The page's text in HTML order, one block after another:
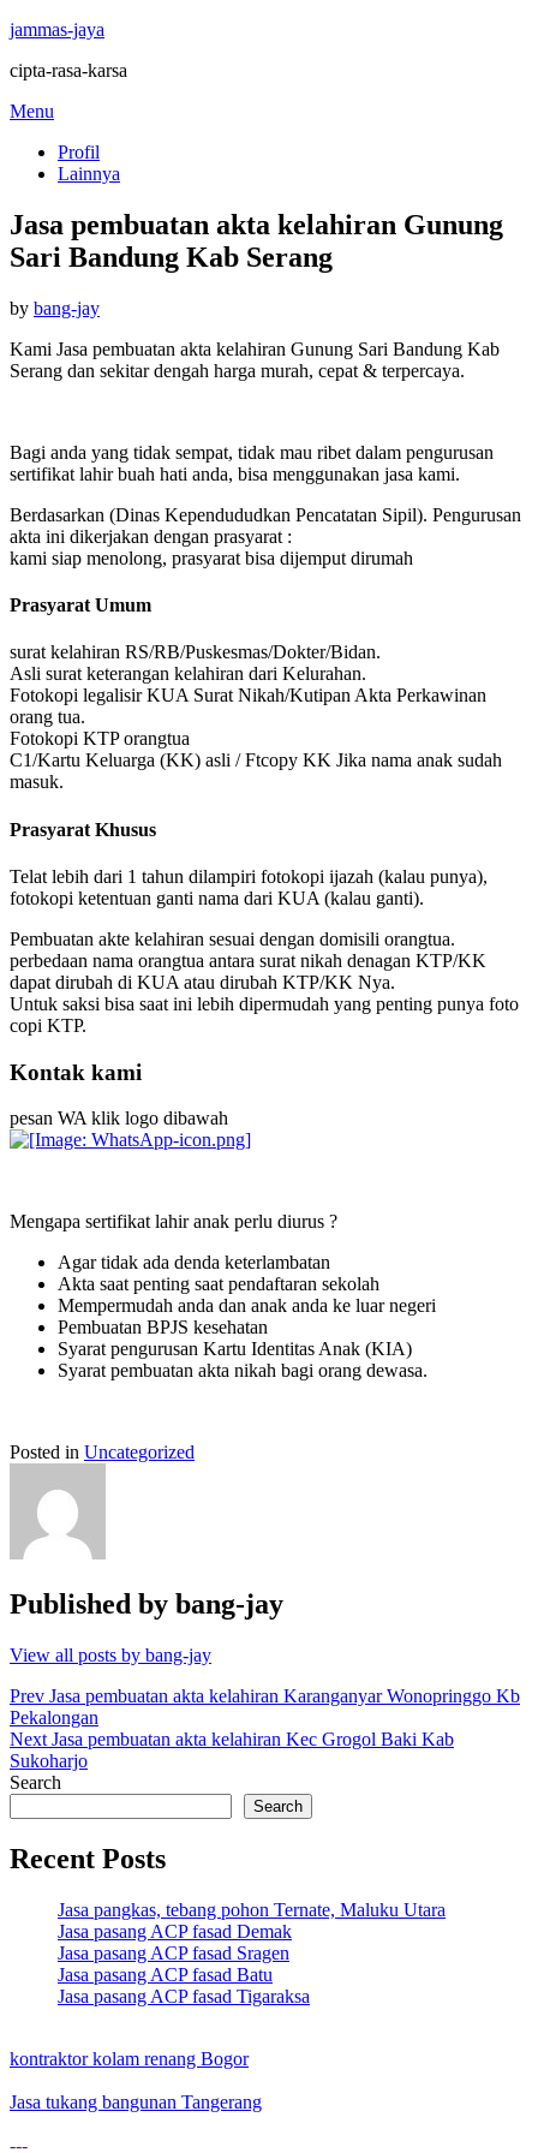
jammas-jaya
cipta-rasa-karsa
Skip
content
Menu
Profil
Lainnya
Jasa pembuatan akta kelahiran Gunung
Sari Bandung Kab Serang
by bang-jayPosted
Kami Jasa pembuatan akta kelahiran Gunung Sari Bandung Kab
Serang dan sekitar dengah harga murah, cepat & terpercaya.
Bagi anda yang tidak sempat, tidak mau ribet dalam pengurusan
sertifikat lahir buah hati anda, bisa menggunakan jasa kami.
Berdasarkan (Dinas Kependududkan Pencatatan Sipil). Pengurusan
akta ini dikerjakan dengan prasyarat :
kami siap menolong, prasyarat bisa dijemput dirumah
Prasyarat Umum
surat kelahiran RS/RB/Puskesmas/Dokter/Bidan.
Asli surat keterangan kelahiran dari Kelurahan.
Fotokopi legalisir KUA Surat Nikah/Kutipan Akta Perkawinan
orang tua.
Fotokopi KTP orangtua
C1/Kartu Keluarga (KK) asli / Ftcopy KK Jika nama anak sudah
masuk.
Prasyarat Khusus
Telat lebih dari 1 tahun dilampiri fotokopi ijazah (kalau punya),
fotokopi ketentuan ganti nama dari KUA (kalau ganti).
Pembuatan akte kelahiran sesuai dengan domisili orangtua.
perbedaan nama orangtua antara surat nikah denagan KTP/KK
dapat dirubah di KUA atau dirubah KTP/KK Nya.
Untuk saksi bisa saat ini lebih dipermudah yang penting punya foto
copi KTP.
Kontak kami
pesan WA klik logo dibawah
Mengapa sertifikat lahir anak perlu diurus ?
Agar tidak ada denda keterlambatan
Akta saat penting saat pendaftaran sekolah
Mempermudah anda dan anak anda ke luar negeri
Pembuatan BPJS kesehatan
Syarat pengurusan Kartu Identitas Anak (KIA)
Syarat pembuatan akta nikah bagi orang dewasa.
Posted in Uncategorized
Published by bang-jay
View all posts by bang-jay
Post
navigation
Prev Jasa pembuatan akta kelahiran Karanganyar Wonopringgo Kb
Pekalongan
Next Jasa pembuatan akta kelahiran Kec Grogol Baki Kab
Sukoharjo
Search
Search
Recent Posts
Jasa pangkas, tebang pohon Ternate, Maluku Utara
Jasa pasang ACP fasad Demak
Jasa pasang ACP fasad Sragen
Jasa pasang ACP fasad Batu
Jasa pasang ACP fasad Tigaraksa
kontraktor kolam renang Bogor
Jasa tukang bangunan Tangerang
---